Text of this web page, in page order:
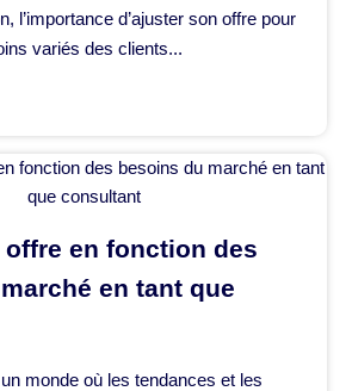
l’importance d’ajuster son offre pour
variés des clients...
en fonction des
en tant que
monde où les tendances et les